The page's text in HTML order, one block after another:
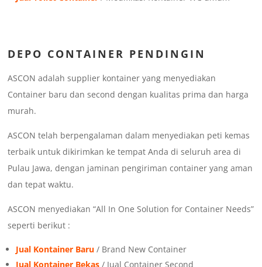
DEPO CONTAINER PENDINGIN
ASCON adalah supplier kontainer yang menyediakan
Container baru dan second dengan kualitas prima dan harga
murah.
ASCON telah berpengalaman dalam menyediakan peti kemas
terbaik untuk dikirimkan ke tempat Anda di seluruh area di
Pulau Jawa, dengan jaminan pengiriman container yang aman
dan tepat waktu.
ASCON menyediakan “All In One Solution for Container Needs”
seperti berikut :
Jual Kontainer Baru / Brand New Container
Jual Kontainer Bekas / Jual Container Second